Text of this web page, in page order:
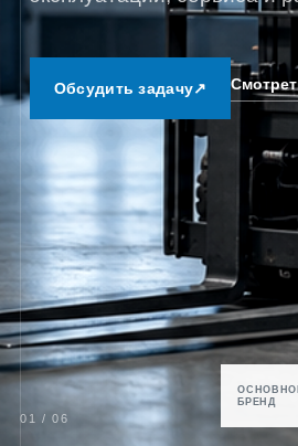
Обсудить задачу↗
БРЕНД
01 / 06